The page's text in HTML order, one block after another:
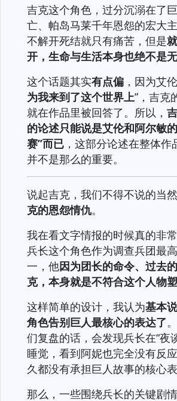
吉克这个角色，过分沉溺在了
亡、帕岛马莱千年恩怨的宏大
不解开死结就只有痛苦，但是
开，生命与生活本身也绝不是
这个话题其实有点偏 ，因为艾
为我来到了这个世界上”，吉克
就在作品里被回答了。所以，
的论述只能说是艾伦和阿尔敏
赛”而已 ，这部分论述在整体作
并不是那么的重要。
说起吉克，我们不得不说的当
克的恩怨情仇。
我在看文字情报的时候真的非
兵长这个角色作为调查兵团最
一，他因为团长的命令、过去
克，本身就是不符合这个人物
这样简单的设计，我认为基本
角色告别巨人最核心的表达了
们复盘的话，会发现兵长在“夜
睡觉，看到阿妮也完全没有反
久都没有承担巨人故事的核心表
那么，一些围绕兵长的关键剧